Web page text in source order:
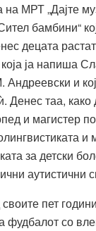
на МРТ „Дајте
бамбини“
децата
која ја напиша
Андреевски и
Денес таа,
и магистер
и
за детски
аутистични
пет
фудбалот со